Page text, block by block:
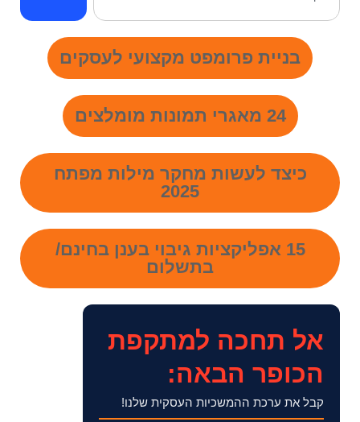
בניית פרומפט מקצועי לעסקים
24 מאגרי תמונות מומלצים
כיצד לעשות מחקר מילות מפתח
2025
15 אפליקציות גיבוי בענן בחינם/
בתשלום
אל תחכה למתקפת
הכופר הבאה:
קבל את ערכת ההמשכיות העסקית שלנו!